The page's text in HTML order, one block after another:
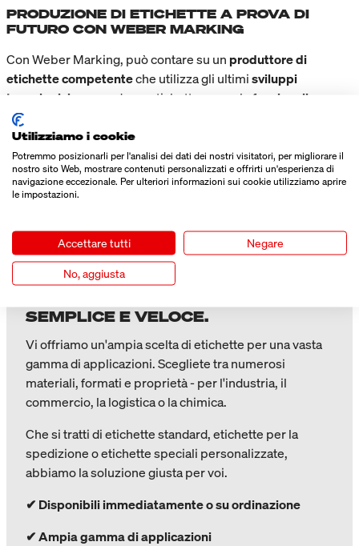
PRODUZIONE DI ETICHETTE A PROVA DI
FUTURO CON WEBER MARKING
Con Weber Marking, può contare su un produttore di
etichette competenteche utilizza gli ultimisviluppi
tecnologici per produrre etichette non solo funzionali
anche
flessibilitàper assicurarle sempre la
etichettatura possibileper i suoi prodotti.
ETICHETTE DI ALTA QUALITÀ
ORDINATE ETICHETTE
SEMPLICE E VELOCE.
Vi offriamo un'ampia scelta di etichette per una vasta
gamma di applicazioni. Scegliete tra numerosi
materiali, formati e proprietà - per l'industria, il
commercio, la logistica o la chimica.
Che si tratti di etichette standard, etichette per la
spedizione o etichette speciali personalizzate,
abbiamo la soluzione giusta per voi.
✔ Disponibili immediatamente o su ordinazione
✔Ampia gamma di applicazioni
Utilizziamo i cookie
Potremmo posizionarli per l'analisi dei dati dei nostri visitatori, per migliorare il
nostro sito Web, mostrare contenuti personalizzati e offrirti un'esperienza di
navigazione eccezionale. Per ulteriori informazioni sui cookie utilizziamo aprire
le impostazioni.
Accettare tutti Negare
No, aggiusta